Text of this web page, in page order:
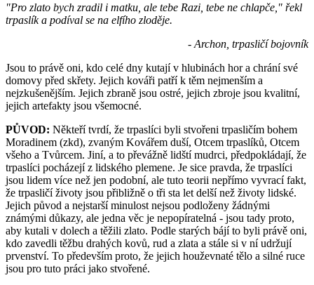
"Pro zlato bych zradil i matku, ale tebe Razi, tebe ne chlapče," řekl
trpaslík a podíval se na elfího zloděje.
- Archon, trpasličí bojovník
Jsou to právě oni, kdo celé dny kutají v hlubinách hor a chrání své
domovy před skřety. Jejich kováři patří k těm nejmenším a
nejzkušenějším. Jejich zbraně jsou ostré, jejich zbroje jsou kvalitní,
jejich artefakty jsou všemocné.
PŮVOD: Někteří tvrdí, že trpaslíci byli stvořeni trpasličím bohem
Moradinem (zkd), zvaným Kovářem duší, Otcem trpaslíků, Otcem
všeho a Tvůrcem. Jiní, a to převážně lidští mudrci, předpokládají, že
trpaslíci pocházejí z lidského plemene. Je sice pravda, že trpaslíci
jsou lidem více než jen podobní, ale tuto teorii nepřímo vyvrací fakt,
že trpasličí životy jsou přibližně o tři sta let delší než životy lidské.
Jejich původ a nejstarší minulost nejsou podloženy žádnými
známými důkazy, ale jedna věc je nepopíratelná - jsou tady proto,
aby kutali v dolech a těžili zlato. Podle starých bájí to byli právě oni,
kdo zavedli těžbu drahých kovů, rud a zlata a stále si v ní udržují
prvenství. To především proto, že jejich houževnaté tělo a silné ruce
jsou pro tuto práci jako stvořené.